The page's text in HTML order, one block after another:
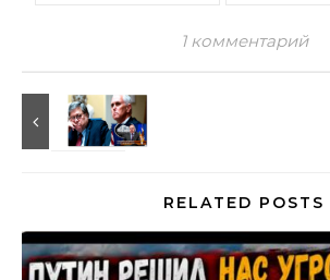
1 комментарий
RELATED POSTS